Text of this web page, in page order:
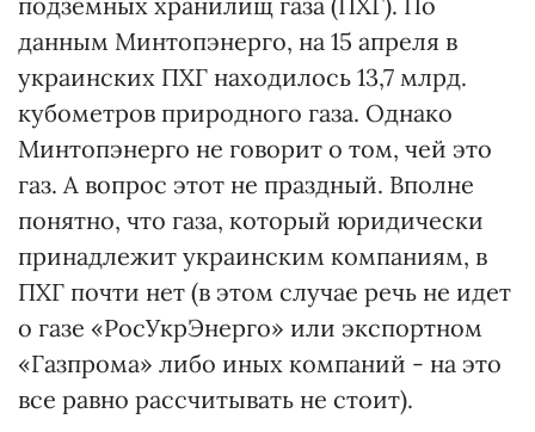
данным Минтопэнерго, на 15 апреля в
украинских ПХГ находилось 13,7 млрд.
кубометров природного газа. Однако
Минтопэнерго не говорит о том, чей это
газ. А вопрос этот не праздный. Вполне
понятно, что газа, который юридически
принадлежит украинским компаниям, в
ПХГ почти нет (в этом случае речь не идет
о газе «РосУкрЭнерго» или экспортном
«Газпрома» либо иных компаний - на это
все равно рассчитывать не стоит).